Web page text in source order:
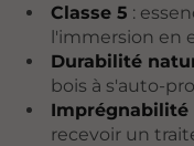
Classe 5 :
l'immersion en
Durabilité
bois à s'auto-
Imprégnabilité
recevoir un